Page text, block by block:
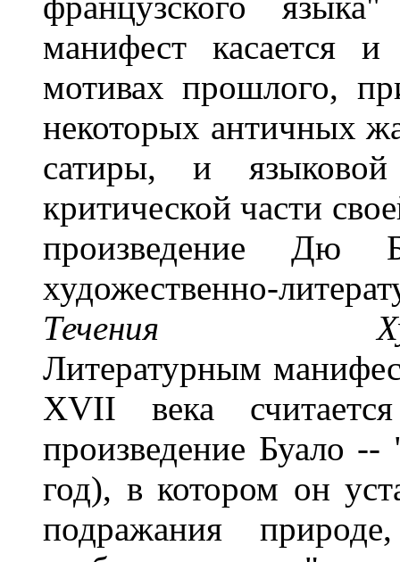
манифест касается
мотивах прошлого,
некоторых античных
сатиры, и
критической части
произведение Дю
художественно-
Течения
Литературным
XVII века считается
произведение Буало --
год), в котором он
подражания